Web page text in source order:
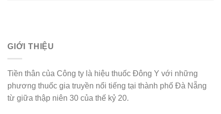
GIỚI THIỆU
Tiền thân của Công ty là hiệu thuốc Đông Y với những
phương thuốc gia truyền nổi tiếng tại thành phố Đà Nẵng
từ giữa thập niên 30 của thế kỷ 20.